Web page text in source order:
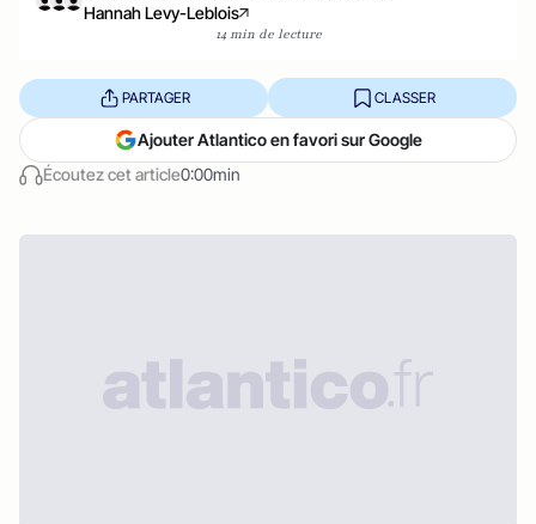
Hannah Levy-Leblois
14 min de lecture
Écoutez cet article0:00min
PARTAGER CLASSER
Ajouter Atlantico en favori sur Google